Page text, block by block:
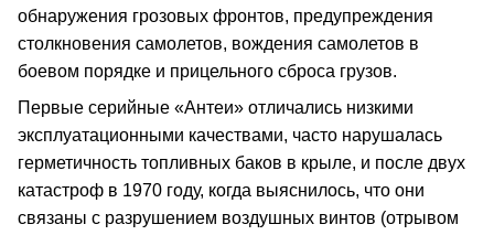
обнаружения грозовых фронтов, предупреждения
столкновения самолетов, вождения самолетов в
боевом порядке и прицельного сброса грузов.
Первые серийные «Антеи» отличались низкими
эксплуатационными качествами, часто нарушалась
герметичность топливных баков в крыле, и после двух
катастроф в 1970 году, когда выяснилось, что они
связаны с разрушением воздушных винтов (отрывом